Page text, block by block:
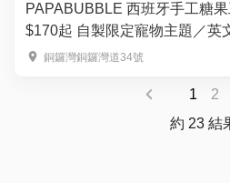
PAPABUBBLE 西班牙手工糖
$170起 自製限定寵物主題／英
食材｜3歲起
銅鑼灣銅鑼灣道34號
1
2
約 23 結